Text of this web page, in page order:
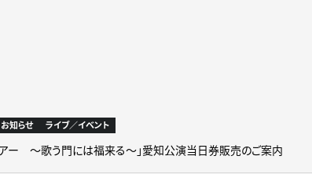
お知らせ ライブ／イベント
アー ～歌う門には福来る～」愛知公演当日券販売のご案内